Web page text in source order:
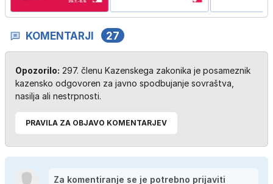
KOMENTARJI 27
Opozorilo: 297. členu Kazenskega zakonika je posameznik
kazensko odgovoren za javno spodbujanje sovraštva,
nasilja ali nestrpnosti.
PRAVILA ZA OBJAVO KOMENTARJEV